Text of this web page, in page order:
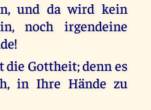
und da wird kein
noch irgendeine
die Gottheit; denn es
in Ihre Hände zu